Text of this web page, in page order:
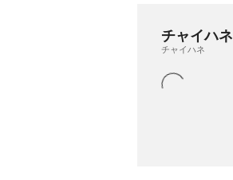
チャイハネ
チャイハネ